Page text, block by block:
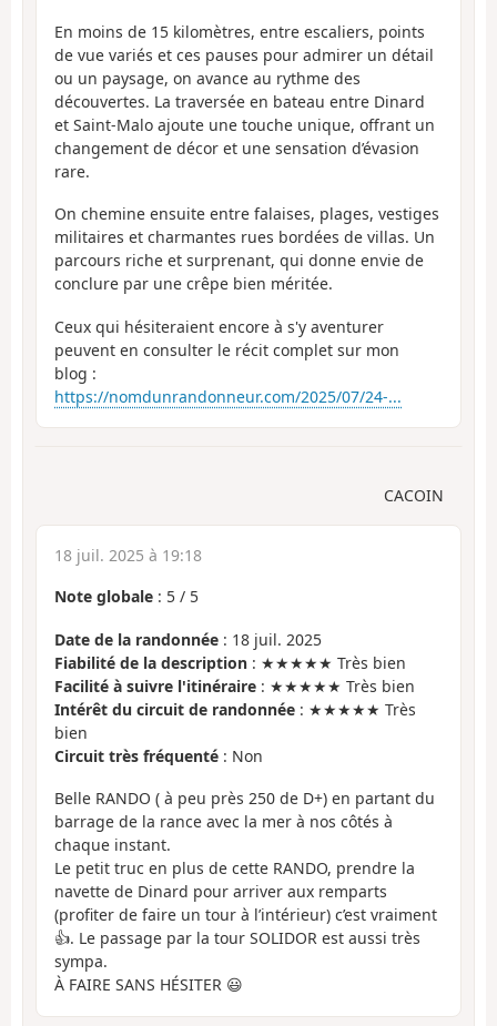
En moins de 15 kilomètres, entre escaliers, points
de vue variés et ces pauses pour admirer un détail
ou un paysage, on avance au rythme des
découvertes. La traversée en bateau entre Dinard
et Saint-Malo ajoute une touche unique, offrant un
changement de décor et une sensation d’évasion
rare.
On chemine ensuite entre falaises, plages, vestiges
militaires et charmantes rues bordées de villas. Un
parcours riche et surprenant, qui donne envie de
conclure par une crêpe bien méritée.
Ceux qui hésiteraient encore à s'y aventurer
peuvent en consulter le récit complet sur mon
blog :
https://nomdunrandonneur.com/2025/07/24-...
CACOIN
18 juil. 2025 à 19:18
Note globale : 5 / 5
Date de la randonnée : 18 juil. 2025
Fiabilité de la description : ★★★★★ Très bien
Facilité à suivre l'itinéraire : ★★★★★ Très bien
Intérêt du circuit de randonnée : ★★★★★ Très
bien
Circuit très fréquenté : Non
Belle RANDO ( à peu près 250 de D+) en partant du
barrage de la rance avec la mer à nos côtés à
chaque instant.
Le petit truc en plus de cette RANDO, prendre la
navette de Dinard pour arriver aux remparts
(profiter de faire un tour à l’intérieur) c’est vraiment
👍. Le passage par la tour SOLIDOR est aussi très
sympa.
À FAIRE SANS HÉSITER 😃